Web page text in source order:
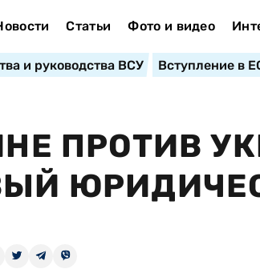
Статьи Фото и видео
и руководства ВСУ Вступление в
ПРОТИВ